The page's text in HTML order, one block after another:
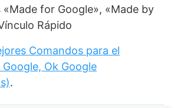
«Made for Google», «Made by
Rápido
Comandos para el
Ok Google
.